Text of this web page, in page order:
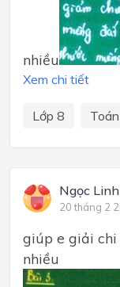
nhiều
Xem chi tiết
Lớp 8 Toán
Ngọc
20 tháng 2
giúp e giải chi
nhiều